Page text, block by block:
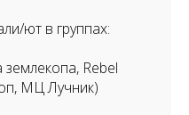
ют в группах:
Rebel
МЦ Лучник)